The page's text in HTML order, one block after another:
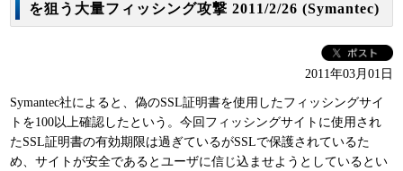
メンバー
入会案内
を狙う大量フィッシング攻撃 2011/2/26 (Symantec)
2011年03月01日
Symantec社によると、偽のSSL証明書を使用したフィッシングサイ
トを100以上確認したという。今回フィッシングサイトに使用され
たSSL証明書の有効期限は過ぎているがSSLで保護されているた
め、サイトが安全であるとユーザに信じ込ませようとしているとい